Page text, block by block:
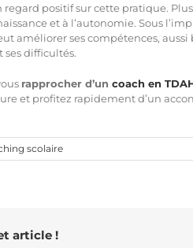
positif sur cette pratique.
et à l’autonomie. Sous
améliorer ses compétences,
ses difficultés.
rapprocher d’un coach en
et profitez rapidement d’un
scolaire
article !